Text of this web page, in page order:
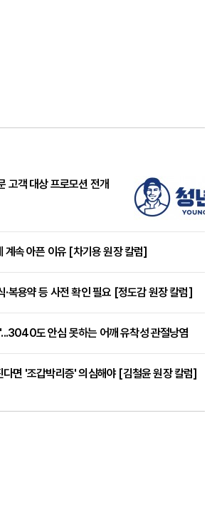
고객 대상 프로모션 전개
계속 아픈 이유 [차기용 원장 칼럼]
·복용약 등 사전 확인 필요 [정도감 원장 칼럼]
도 안심 못하는 어깨 유착성 관절낭염
다면 '조갑박리증' 의심해야 [김철윤 원장 칼럼]